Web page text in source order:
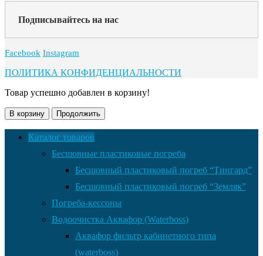
Подписывайтесь на нас
Facebook Instagram
ПОЛИТИКА КОНФИДЕНЦИАЛЬНОСТИ
Товар успешно добавлен в корзину!
В корзину Продолжить
Каталог товаров
Бесшовные пластиковые погреба
Бесшовный пластиковый погреб “Тингард”
Бесшовный пластиковый погреб “Земляк”
Погреба-кессоны
Водоочистка Аквафор (Waterboss)
Аквафор фильтр кабинетного типа
(waterboss)